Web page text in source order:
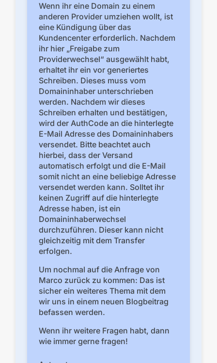
Wenn ihr eine Domain zu einem
anderen Provider umziehen wollt, ist
eine Kündigung über das
Kundencenter erforderlich. Nachdem
ihr hier „Freigabe zum
Providerwechsel“ ausgewählt habt,
erhaltet ihr ein vor generiertes
Schreiben. Dieses muss vom
Domaininhaber unterschrieben
werden. Nachdem wir dieses
Schreiben erhalten und bestätigen,
wird der AuthCode an die hinterlegte
E-Mail Adresse des Domaininhabers
versendet. Bitte beachtet auch
hierbei, dass der Versand
automatisch erfolgt und die E-Mail
somit nicht an eine beliebige Adresse
versendet werden kann. Solltet ihr
keinen Zugriff auf die hinterlegte
Adresse haben, ist ein
Domaininhaberwechsel
durchzuführen. Dieser kann nicht
gleichzeitig mit dem Transfer
erfolgen.
Um nochmal auf die Anfrage von
Marco zurück zu kommen: Das ist
sicher ein weiteres Thema mit dem
wir uns in einem neuen Blogbeitrag
befassen werden.
Wenn ihr weitere Fragen habt, dann
wie immer gerne fragen!